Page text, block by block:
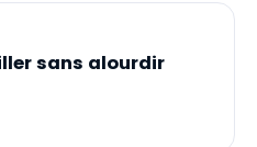
sans alourdir